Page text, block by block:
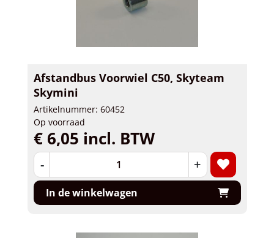
Afstandbus Voorwiel C50, Skyteam
Skymini
Artikelnummer: 60452
Op voorraad
€ 6,05 incl. BTW
- +
In de winkelwagen